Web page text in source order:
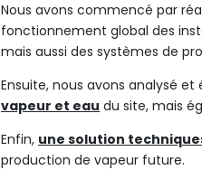
Nous avons commencé par
fonctionnement global des
mais aussi des systèmes de
Ensuite, nous avons analysé et
vapeur et eau du site, mais
Enfin, une solution
production de vapeur future.